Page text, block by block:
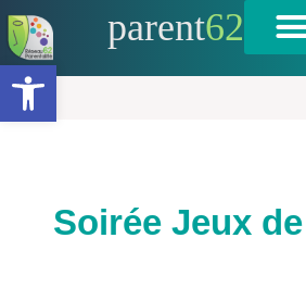
Ouvrir la barre d’outils
parent62
Soirée Jeux